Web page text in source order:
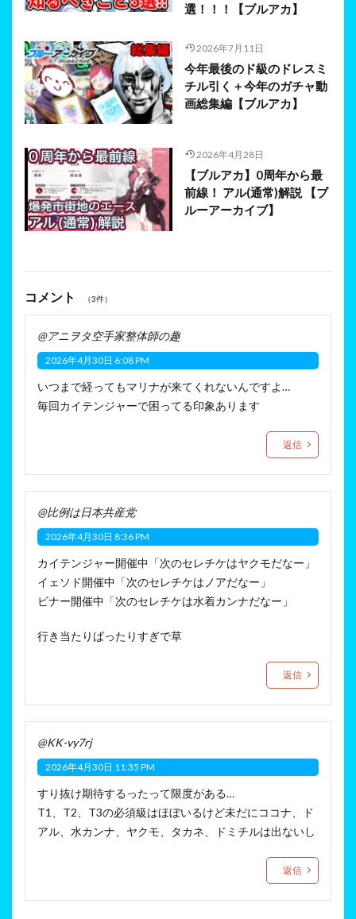
選！！！【ブルアカ】
2026年7月11日
今年最後のド級のドレスミ
チル引く＋今年のガチャ動
画総集編【ブルアカ】
2026年4月28日
【ブルアカ】0周年から最
前線！ アル(通常)解説 【ブ
ルーアーカイブ】
コメント （3件）
@アニヲタ空手家整体師の趣
2026年4月30日 6:08 PM
いつまで経ってもマリナが来てくれないんですよ…
毎回カイテンジャーで困ってる印象あります
返信
@比例は日本共産党
2026年4月30日 8:36 PM
カイテンジャー開催中「次のセレチケはヤクモだなー」
イェソド開催中「次のセレチケはノアだなー」
ビナー開催中「次のセレチケは水着カンナだなー」
行き当たりばったりすぎで草
返信
@KK-vy7rj
2026年4月30日 11:35 PM
すり抜け期待するったって限度がある…
T1、T2、T3の必須級はほぼいるけど未だにココナ、ド
アル、水カンナ、ヤクモ、タカネ、ドミチルは出ないし
返信